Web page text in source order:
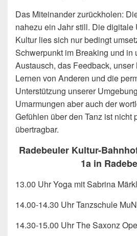
Das Miteinander zurückholen:
nahezu ein Jahr still. Die digitale
Kultur lies sich nur bedingt
Schwerpunkt im Breaking und in
Austausch, das Feedback, unser
Lernen von Anderen und die
Unterstützung unserer
Umarmungen aber auch der
Gefühlen über den Tanz ist nicht
übertragbar.
Radebeuler Kultur-
1a in
13.00 Uhr Yoga mit Sabrina
14.00-14.30 Uhr Tanzschule
14.30-15.00 Uhr The Saxonz